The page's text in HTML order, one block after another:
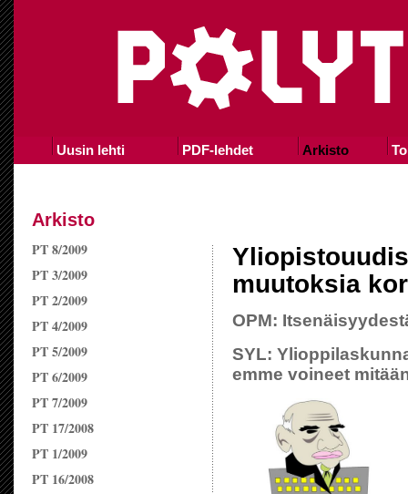
Uusin lehti PDF-lehdet Arkisto
Arkisto
PT 8/2009
PT 3/2009
PT 2/2009
PT 4/2009
PT 5/2009
PT 6/2009
PT 7/2009
PT 17/2008
PT 1/2009
PT 16/2008
muutoksia
OPM:
SYL:
emme voineet